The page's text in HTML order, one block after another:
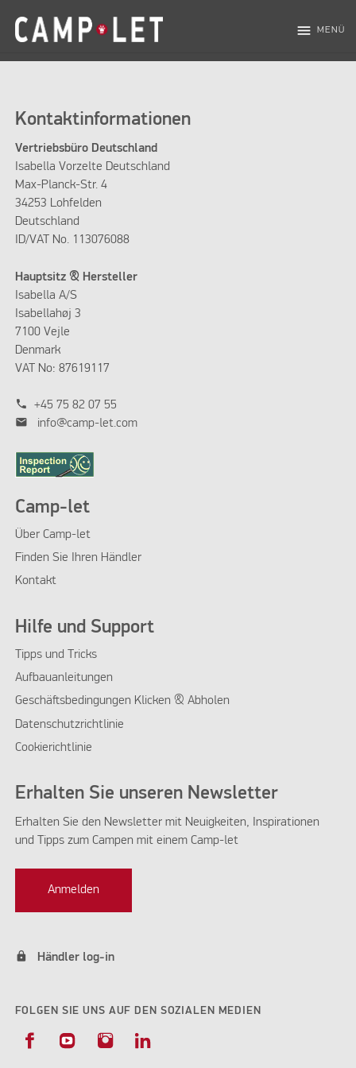
menu MENÜ
Kontaktinformationen
Vertriebsbüro Deutschland
Isabella Vorzelte Deutschland
Max-Planck-Str. 4
34253 Lohfelden
Deutschland
ID/VAT No. 113076088
Hauptsitz & Hersteller
Isabella A/S
Isabellahøj 3
7100 Vejle
Denmark
VAT No: 87619117
phone +45 75 82 07 55
mail info@camp-let.com
Camp-let
Über Camp-let
Finden Sie Ihren Händler
Kontakt
Hilfe und Support
Tipps und Tricks
Aufbauanleitungen
Geschäftsbedingungen Klicken & Abholen
Datenschutzrichtlinie
Cookierichtlinie
Erhalten Sie unseren Newsletter
Erhalten Sie den Newsletter mit Neuigkeiten, Inspirationen
und Tipps zum Campen mit einem Camp-let
Anmelden
lock Händler log-in
FOLGEN SIE UNS AUF DEN SOZIALEN MEDIEN